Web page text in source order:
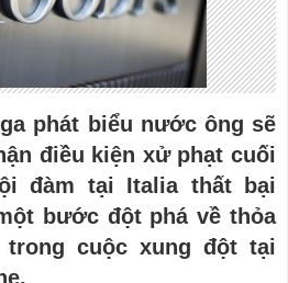
phát biểu nước ông sẽ
điều kiện xử phạt cuối
đàm tại Italia thất bại
bước đột phá về thỏa
trong cuộc xung đột tại